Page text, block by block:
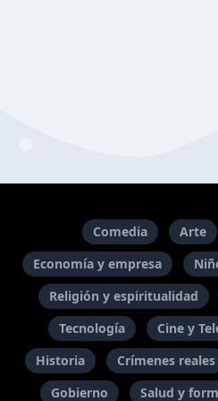
Comedia Arte
Economía y empresa
Religión y espiritualidad
Tecnología
Cine y
Historia
Crímenes reales
Gobierno
Salud y